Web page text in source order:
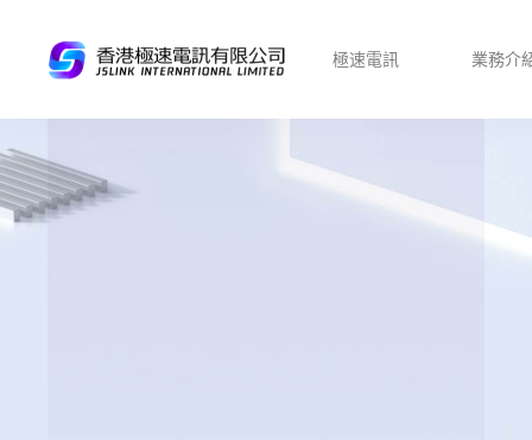
極速電訊 業務介